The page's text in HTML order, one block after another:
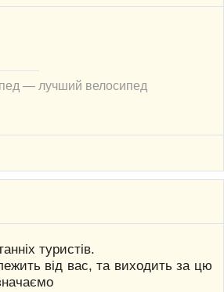
— лучший велосипед
туристів.
від вас, та виходить за цю